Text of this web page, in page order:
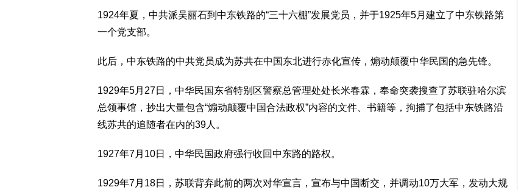
1924年夏，中共派吴丽石到中东铁路的“三十六棚”发展党员，并于1925年5月建立了中东铁路第
一个党支部。
此后，中东铁路的中共党员成为苏共在中国东北进行赤化宣传，煽动颠覆中华民国的急先锋。
1929年5月27日，中华民国东省特别区警察总管理处处长米春霖，奉命突袭搜查了苏联驻哈尔滨
总领事馆，抄出大量包含“煽动颠覆中国合法政权”内容的文件、书籍等，拘捕了包括中东铁路沿
线苏共的追随者在内的39人。
1927年7月10日，中华民国政府强行收回中东路的路权。
1929年7月18日，苏联背弃此前的两次对华宣言，宣布与中国断交，并调动10万大军，发动大规